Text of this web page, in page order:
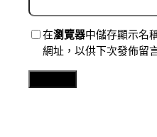
在瀏覽器中儲存顯示名
網址，以供下次發佈留